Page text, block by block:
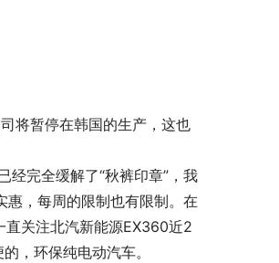
将暂停在韩国的生产，这也
经完全缓解了“秋裤印章”，我
惠，每周的限制也有限制。在
直关注北汽新能源EX360近2
，环保纯电动汽车。